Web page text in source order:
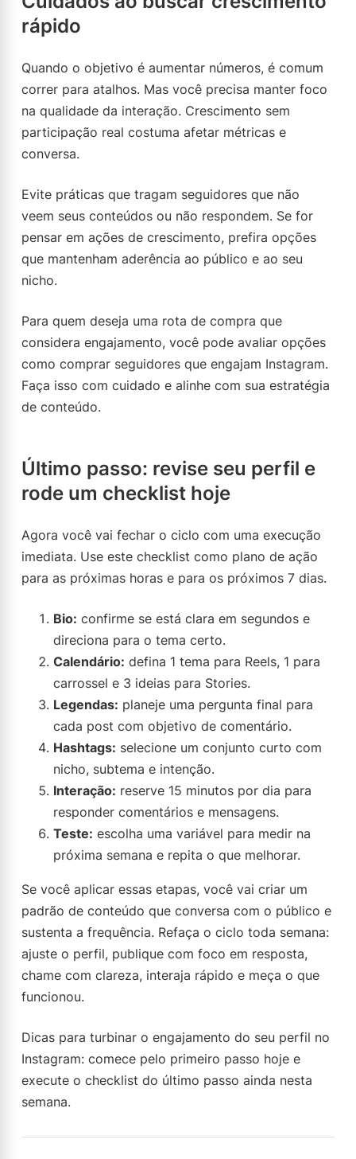
rápido
Quando o objetivo é aumentar números, é comum
correr para atalhos. Mas você precisa manter foco
na qualidade da interação. Crescimento sem
participação real costuma afetar métricas e
conversa.
Evite práticas que tragam seguidores que não
veem seus conteúdos ou não respondem. Se for
pensar em ações de crescimento, prefira opções
que mantenham aderência ao público e ao seu
nicho.
Para quem deseja uma rota de compra que
considera engajamento, você pode avaliar opções
como comprar seguidores que engajam Instagram.
Faça isso com cuidado e alinhe com sua estratégia
de conteúdo.
Último passo: revise seu perfil e
rode um checklist hoje
Agora você vai fechar o ciclo com uma execução
imediata. Use este checklist como plano de ação
para as próximas horas e para os próximos 7 dias.
Bio: confirme se está clara em segundos e
direciona para o tema certo.
Calendário: defina 1 tema para Reels, 1 para
carrossel e 3 ideias para Stories.
Legendas: planeje uma pergunta final para
cada post com objetivo de comentário.
Hashtags: selecione um conjunto curto com
nicho, subtema e intenção.
Interação: reserve 15 minutos por dia para
responder comentários e mensagens.
Teste: escolha uma variável para medir na
próxima semana e repita o que melhorar.
Se você aplicar essas etapas, você vai criar um
padrão de conteúdo que conversa com o público e
sustenta a frequência. Refaça o ciclo toda semana:
ajuste o perfil, publique com foco em resposta,
chame com clareza, interaja rápido e meça o que
funcionou.
Dicas para turbinar o engajamento do seu perfil no
Instagram: comece pelo primeiro passo hoje e
execute o checklist do último passo ainda nesta
semana.